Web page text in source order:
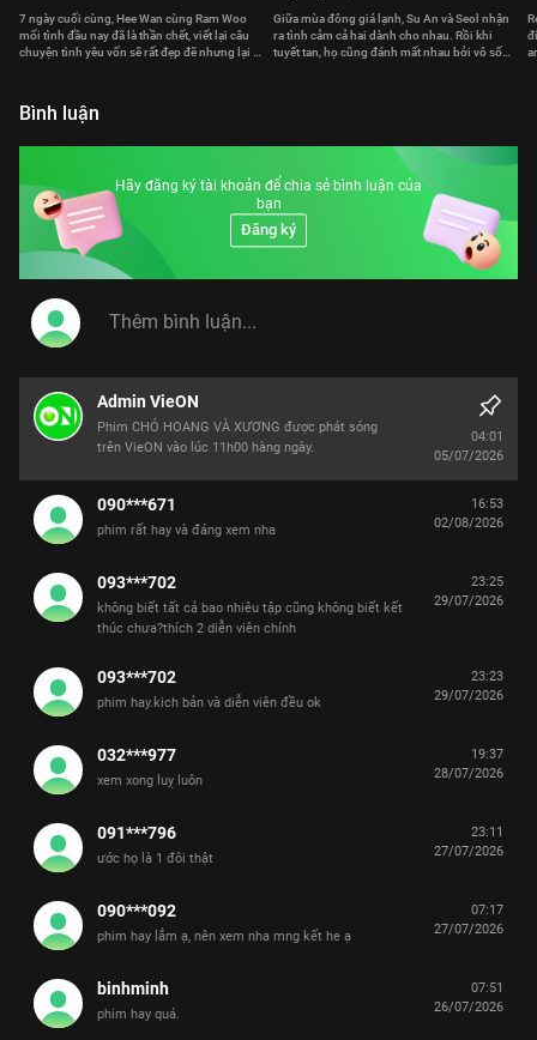
7 ngày cuối cùng, Hee Wan cùng Ram Woo
mối tình đầu nay đã là thần chết, viết lại câu
chuyện tình yêu vốn sẽ rất đẹp đẽ nhưng lại bị
Giữa mùa đông giá lạnh, Su An và Seol nhận
ra tình cảm cả hai dành cho nhau. Rồi khi
tuyết tan, họ cũng đánh mất nhau bởi vô số
Bình luận
Hãy đăng ký tài khoản để chia sẻ bình luận của
bạn
Đăng ký
Admin VieON
Phim CHÓ HOANG VÀ XƯƠNG được phát sóng
trên VieON vào lúc 11h00 hàng ngày.
04:01
05/07/2026
090***671
phim rất hay và đáng xem nha
16:53
02/08/2026
093***702
không biết tất cả bao nhiêu tập cũng không biết kết
thúc chưa?thích 2 diễn viên chính
23:25
29/07/2026
093***702
phim hay.kich bản và diễn viên đều ok
23:23
29/07/2026
032***977
xem xong luỵ luôn
19:37
28/07/2026
091***796
ước họ là 1 đôi thật
23:11
27/07/2026
090***092
phim hay lắm ạ, nên xem nha mng kết he ạ
07:17
27/07/2026
binhminh
phim hay quá.
07:51
26/07/2026